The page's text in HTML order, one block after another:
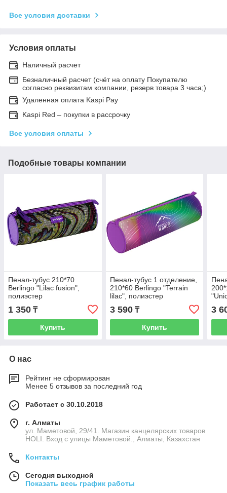
Все условия доставки
Условия оплаты
Наличный расчет
Безналичный расчет (счёт на оплату Покупателю
согласно реквизитам компании, резерв товара 3 часа;)
Удаленная оплата Kaspi Pay
Kaspi Red – покупки в рассрочку
Все условия оплаты
Подобные товары компании
Пенал-тубус 210*70
Berlingo "Lilac fusion",
полиэстер
1 350 ₸
Купить
Пенал-тубус 1 отделение,
210*60 Berlingo "Terrain
lilac", полиэстер
3 590₸
Купить
3
О нас
Рейтинг не сформирован
Менее 5 отзывов за последний год
Работает с 30.10.2018
г. Алматы
ул. Маметовой, 29/41. Магазин канцелярских товаров
HOLI. Вход с улицы Маметовой., Алматы, Казахстан
Контакты
Сегодня выходной
Показать весь график работы